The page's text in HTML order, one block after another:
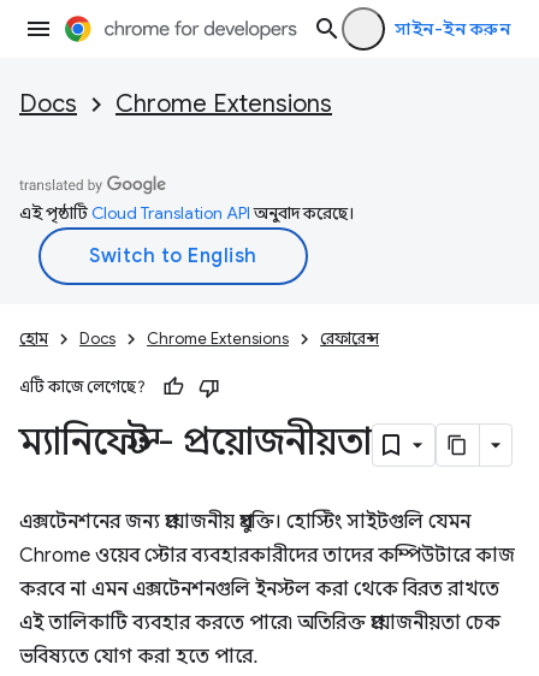
সাইন-ইন করুন
Docs Chrome Extensions
এই পৃষ্ঠাটিCloud Translation APIঅনুবাদ করেছে।
হোম Docs Chrome Extensions রেফারেন্স
এটি কাজে লেগেছে?
ম্যানিফেস্ট - প্রয়োজনীয়তা
এক্সটেনশনের জন্য প্রয়োজনীয় প্রযুক্তি। হোস্টিং সাইটগুলি যেমন
Chrome ওয়েব স্টোর ব্যবহারকারীদের তাদের কম্পিউটারে কাজ
করবে না এমন এক্সটেনশনগুলি ইনস্টল করা থেকে বিরত রাখতে
এই তালিকাটি ব্যবহার করতে পারে৷ অতিরিক্ত প্রয়োজনীয়তা চেক
ভবিষ্যতে যোগ করা হতে পারে.